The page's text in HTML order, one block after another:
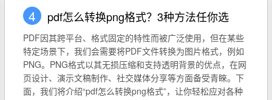
4 pdf怎么转换png格式？3种方法任你选
PDF因其跨平台、格式固定的特性而被广泛使用，但在某些
特定场景下，我们会需要将PDF文件转换为图片格式，例如
PNG。PNG格式以其无损压缩和支持透明背景的优点，在网
页设计、演示文稿制作、社交媒体分享等方面备受青睞。下
面，我们将介绍“pdf怎么转换png格式”，让你轻松应对各种